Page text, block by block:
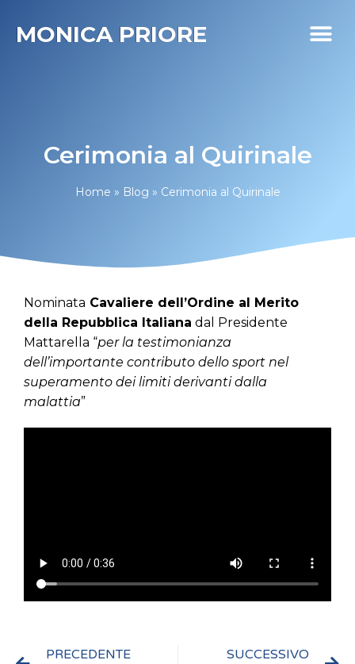
MONICA PRIORE
Cerimonia al Quirinale
Home » Blog » Cerimonia al Quirinale
Nominata Cavaliere dell’Ordine al Merito
della Repubblica Italiana dal Presidente
Mattarella “per la testimonianza
dell’importante contributo dello sport nel
superamento dei limiti derivanti dalla
malattia”
PRECEDENTE SUCCESSIVO